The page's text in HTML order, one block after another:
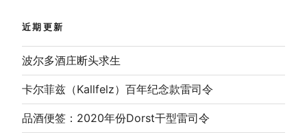
近期更新
波尔多酒庄断头求生
卡尔菲兹（Kallfelz）百年纪念款雷司令
品酒便签：2020年份Dorst干型雷司令